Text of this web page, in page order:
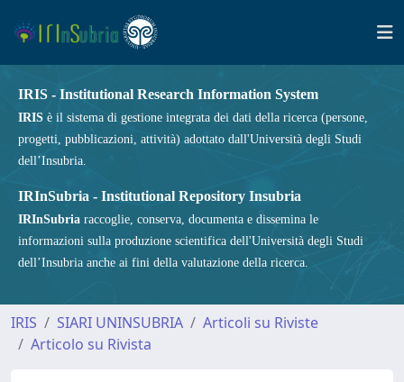
IRIS - Institutional Research Information System
IRIS è il sistema di gestione integrata dei dati della ricerca (persone,
progetti, pubblicazioni, attività) adottato dall'Università degli Studi
dell’Insubria.
IRInSubria - Institutional Repository Insubria
IRInSubria raccoglie, conserva, documenta e dissemina le
informazioni sulla produzione scientifica dell'Università degli Studi
dell’Insubria anche ai fini della valutazione della ricerca.
IRIS SIARI UNINSUBRIA
Articoli su Riviste
Articolo su Rivista